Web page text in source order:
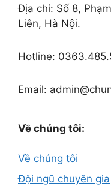
Địa chỉ: Số 8,
Liên, Hà Nội.
Hotline:
Email:
Về chúng tôi:
Về chúng tôi
Đội ngũ chuyên gia